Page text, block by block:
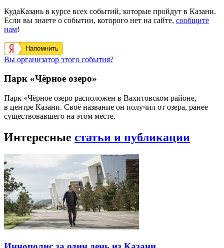
КудаКазань в курсе всех событий, которые пройдут в Казани.
Если вы знаете о событии, которого нет на сайте, сообщите
нам!
Напомнить
Вы организатор этого события?
Парк «Чёрное озеро»
Парк «Чёрное озеро расположен в Вахитовском районе,
в центре Казани. Своё название он получил от озера, ранее
существовавшего на этом месте.
Интересные статьи и публикации